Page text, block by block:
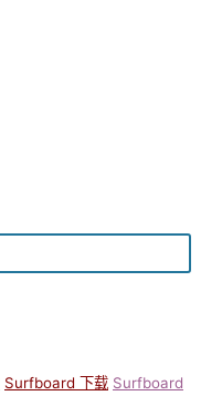
Surfboard 下载 Surfboard